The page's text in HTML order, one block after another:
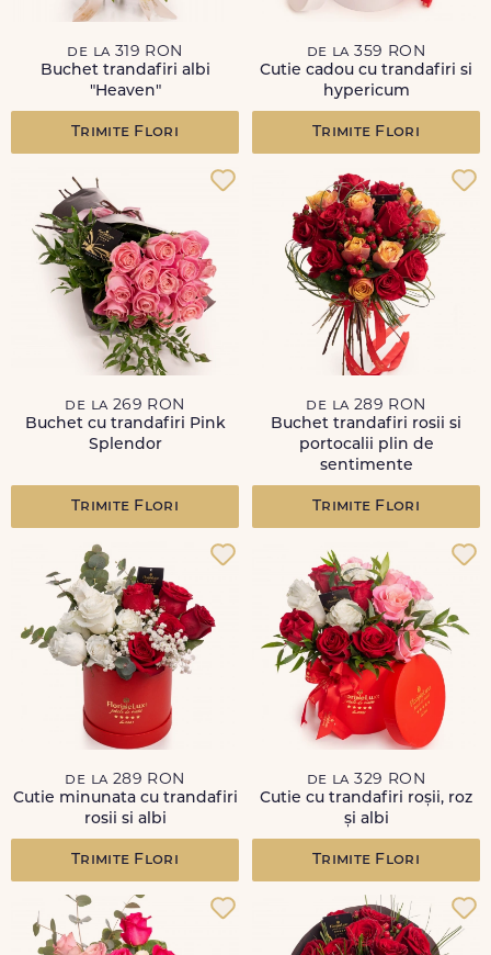
de la 319 RON
Buchet trandafiri albi
"Heaven"
Trimite Flori
de la 359 RON
Cutie cadou cu trandafiri si
hypericum
Trimite Flori
de la 269 RON
Buchet cu trandafiri Pink
Splendor
Trimite Flori
de la 289 RON
Buchet trandafiri rosii si
portocalii plin de
sentimente
Trimite Flori
de la 289 RON
Cutie minunata cu trandafiri
rosii si albi
Trimite Flori
de la 329 RON
Cutie cu trandafiri roșii, roz
și albi
Trimite Flori